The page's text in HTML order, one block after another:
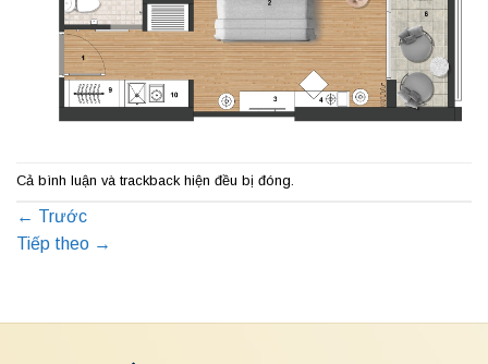
Cả bình luận và trackback hiện đều bị đóng.
← Trước
Tiếp theo →